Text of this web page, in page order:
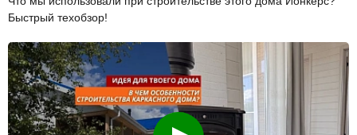
Быстрый техобзор!
Смотреть